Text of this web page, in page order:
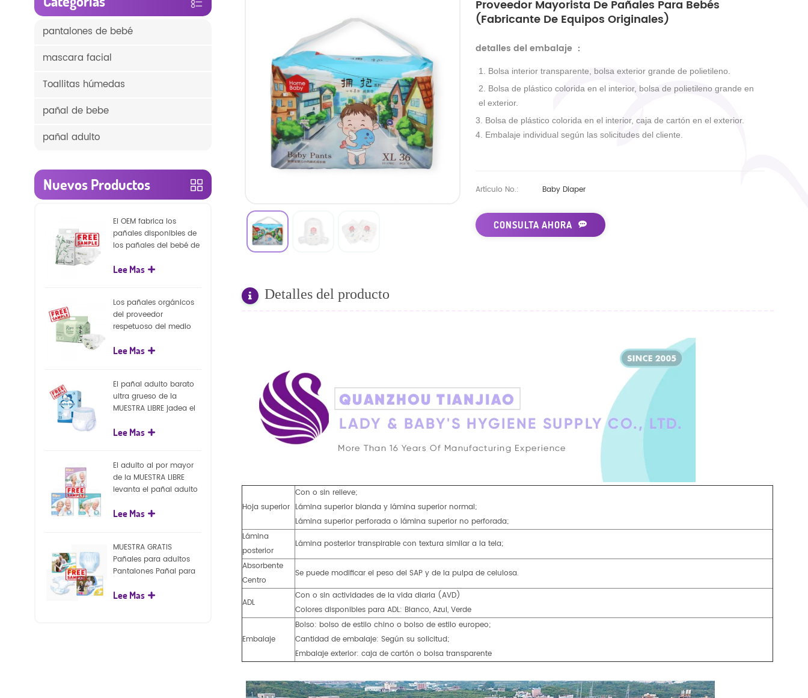
Proveedor Mayorista De Pañales Para Bebés
(fabricante De Equipos Originales)
detalles del embalaje ：
1. Bolsa interior transparente, bolsa exterior grande de polietileno.
2. Bolsa de plástico colorida en el interior, bolsa de polietileno grande en
el exterior.
3. Bolsa de plástico colorida en el interior, caja de cartón en el exterior.
4. Embalaje individual según las solicitudes del cliente.
Artículo No.: Baby Diaper
CONSULTA AHORA
Detalles del producto
Hoja superior
Con o sin relieve;
Lámina superior blanda y lámina superior normal;
Lámina superior perforada o lámina superior no perforada;
Lámina
posterior
Lámina posterior transpirable con textura similar a la tela;
Absorbente
Centro
Se puede modificar el peso del SAP y de la pulpa de celulosa.
ADL
Con o sin actividades de la vida diaria (AVD)
Colores disponibles para ADL: Blanco, Azul, Verde
Embalaje
Bolso: bolso de estilo chino o bolso de estilo europeo;
Cantidad de embalaje: Según su solicitud;
Embalaje exterior: caja de cartón o bolsa transparente
pantalones de bebé
mascara facial
Toallitas húmedas
pañal de bebe
pañal adulto
Nuevos Productos
El OEM fabrica los
pañales disponibles de
los pañales del bebé de
capa superficial
Lee Mas
Los pañales orgánicos
del proveedor
respetuoso del medio
llegada venden al por
de la naturaleza
Lee Mas
El pañal adulto barato
ultra grueso de la
MUESTRA LIBRE jadea el
para el adulto
Lee Mas
El adulto al por mayor
de la MUESTRA LIBRE
levanta el pañal adulto
pantalones del pañal
Lee Mas
MUESTRA GRATIS
Pañales para adultos
Pantalones Pañal para
para adultos
Lee Mas